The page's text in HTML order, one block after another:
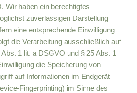
Wir haben ein berechtigtes
zuverlässigen Darstellung
eine entsprechende Einwilligung
die Verarbeitung ausschließlich auf
1 lit. a DSGVO und § 25 Abs. 1
die Speicherung von
auf Informationen im Endgerät
Fingerprinting) im Sinne des